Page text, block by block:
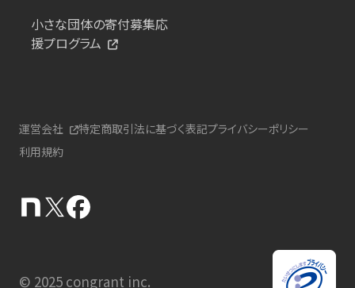
小さな団体の寄付募集応
援プログラム
運営会社 特定商取引法に基づく表記プライバシーポリシー
利用規約
© 2025 congrant inc.